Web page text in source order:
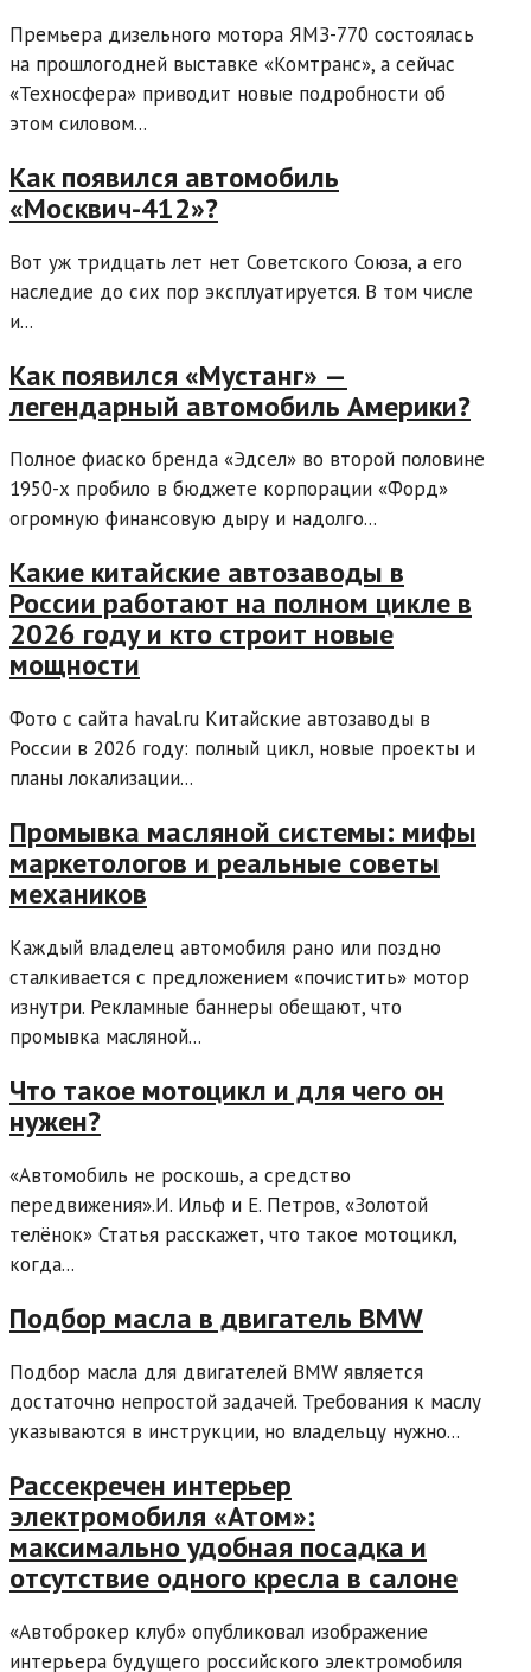
Премьера дизельного мотора ЯМЗ-770 состоялась
на прошлогодней выставке «Комтранс», а сейчас
«Техносфера» приводит новые подробности об
этом силовом...
Как появился автомобиль
«Москвич-412»?
Вот уж тридцать лет нет Советского Союза, а его
наследие до сих пор эксплуатируется. В том числе
и...
Как появился «Мустанг» —
легендарный автомобиль Америки?
Полное фиаско бренда «Эдсел» во второй половине
1950-х пробило в бюджете корпорации «Форд»
огромную финансовую дыру и надолго...
Какие китайские автозаводы в
России работают на полном цикле в
2026 году и кто строит новые
мощности
Фото с сайта haval.ru Китайские автозаводы в
России в 2026 году: полный цикл, новые проекты и
планы локализации...
Промывка масляной системы: мифы
маркетологов и реальные советы
механиков
Каждый владелец автомобиля рано или поздно
сталкивается с предложением «почистить» мотор
изнутри. Рекламные баннеры обещают, что
промывка масляной...
Что такое мотоцикл и для чего он
нужен?
«Автомобиль не роскошь, а средство
передвижения».И. Ильф и Е. Петров, «Золотой
телёнок» Статья расскажет, что такое мотоцикл,
когда...
Подбор масла в двигатель BMW
Подбор масла для двигателей BMW является
достаточно непростой задачей. Требования к маслу
указываются в инструкции, но владельцу нужно...
Рассекречен интерьер
электромобиля «Атом»:
максимально удобная посадка и
отсутствие одного кресла в салоне
«Автоброкер клуб» опубликовал изображение
интерьера будущего российского электромобиля